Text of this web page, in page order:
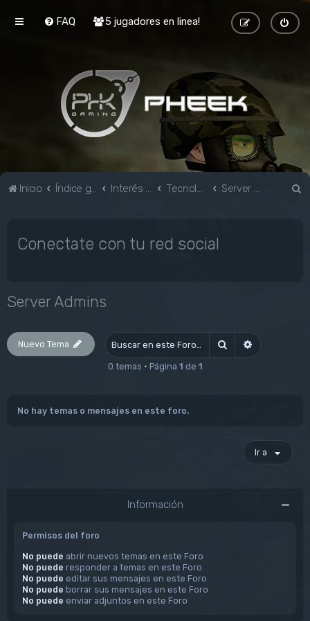
FAQ 5 jugadores en linea!
Inicio Índice general Interés general Tecnología e Informática Server Admins
Conectate con tu red social
Server Admins
Nuevo Tema Buscar Búsqueda
0 temas • Página 1 de 1
No hay temas o mensajes en este foro.
Ir a
Información
Permisos del foro
No puede abrir nuevos temas en este Foro
No puede responder a temas en este Foro
No puede editar sus mensajes en este Foro
No puede borrar sus mensajes en este Foro
No puede enviar adjuntos en este Foro